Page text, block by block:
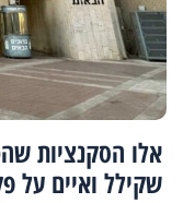
אלו הסקנציות
שקילל ואיים על